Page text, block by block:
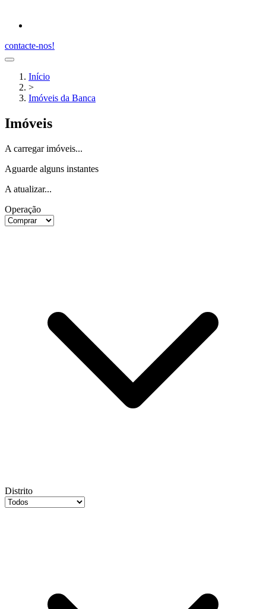
contacte-nos!
Início
>
Imóveis da Banca
Imóveis
A carregar imóveis...
Aguarde alguns instantes
A atualizar...
Operação
Distrito